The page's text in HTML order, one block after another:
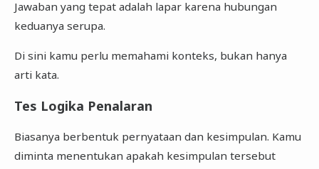
Jawaban yang tepat adalah lapar karena hubungan
keduanya serupa.
Di sini kamu perlu memahami konteks, bukan hanya
arti kata.
Tes Logika Penalaran
Biasanya berbentuk pernyataan dan kesimpulan. Kamu
diminta menentukan apakah kesimpulan tersebut